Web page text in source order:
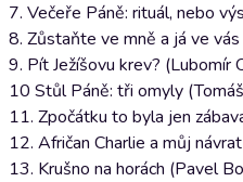
7. Večeře Páně: rituál, nebo
8. Zůstaňte ve mně a já ve
9. Pít Ježíšovu krev? (Lubomír
10 Stůl Páně: tři omyly
11. Zpočátku to byla jen
12. Afričan Charlie a můj
13. Krušno na horách (Pavel